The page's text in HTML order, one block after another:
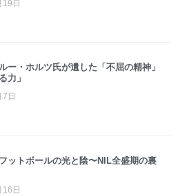
19日
ー・ホルツ氏が遺した「不屈の精神」
力」
日
ットボールの光と陰〜NIL全盛期の裏
16日